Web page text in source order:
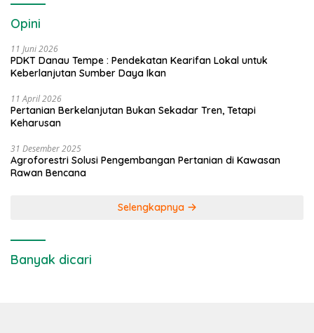
Opini
11 Juni 2026
PDKT Danau Tempe : Pendekatan Kearifan Lokal untuk
Keberlanjutan Sumber Daya Ikan
11 April 2026
Pertanian Berkelanjutan Bukan Sekadar Tren, Tetapi
Keharusan
31 Desember 2025
Agroforestri Solusi Pengembangan Pertanian di Kawasan
Rawan Bencana
Selengkapnya
Banyak dicari